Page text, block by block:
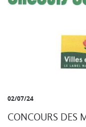
02/07/24
CONCOURS DES